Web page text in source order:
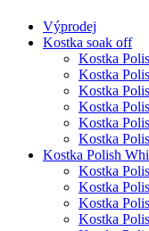
Výprodej
Kostka soak off
Kostka
Kostka
Kostka
Kostka
Kostka
Kostka
Kostka Polish
Kostka
Kostka
Kostka
Kostka